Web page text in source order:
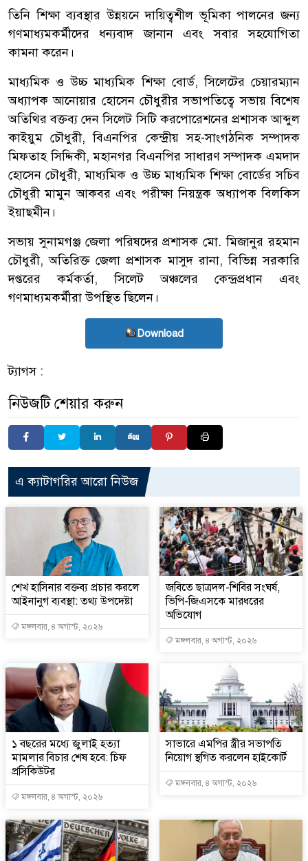
তিনি শিক্ষা ব্যবস্থার উন্নয়নে দায়িত্বশীল ভূমিকা পালনের জন্য
গণমাধ্যমকর্মীদের ধন্যবাদ জানান এবং সবার সহযোগিতা
কামনা করেন।
মাধ্যমিক ও উচ্চ মাধ্যমিক শিক্ষা বোর্ড, সিলেটের চেয়ারম্যান
অধ্যাপক আনোয়ার হোসেন চৌধুরীর সভাপতিত্বে সভায় বিশেষ
অতিথির বক্তব্য দেন সিলেট সিটি করপোরেশনের প্রশাসক আব্দুল
কাইয়ুম চৌধুরী, বিএনপির কেন্দ্রীয় সহ-সাংগঠনিক সম্পাদক
মিফতাহ সিদ্দিকী, মহানগর বিএনপির সাধারণ সম্পাদক এমদাদ
হোসেন চৌধুরী, মাধ্যমিক ও উচ্চ মাধ্যমিক শিক্ষা বোর্ডের সচিব
চৌধুরী মামুন আকবর এবং পরীক্ষা নিয়ন্ত্রক অধ্যাপক বিলকিস
ইয়াছমীন।
সভায় সুনামগঞ্জ জেলা পরিষদের প্রশাসক মো. মিজানুর রহমান
চৌধুরী, অতিরিক্ত জেলা প্রশাসক মাসুদ রানা, বিভিন্ন সরকারি
দপ্তরের কর্মকর্তা, সিলেট অঞ্চলের কেন্দ্রপ্রধান এবং
গণমাধ্যমকর্মীরা উপস্থিত ছিলেন।
Download
ট্যাগস :
নিউজটি শেয়ার করুন
এ ক্যাটাগরির আরো নিউজ
শেখ হাসিনার বক্তব্য প্রচার করলে
আইনানুগ ব্যবস্থা: তথ্য উপদেষ্টা
মঙ্গলবার, ৪ অগাস্ট, ২০২৬
জবিতে ছাত্রদল-শিবির সংঘর্ষ,
ভিপি-জিএসকে মারধরের
অভিযোগ
মঙ্গলবার, ৪ অগাস্ট, ২০২৬
১ বছরের মধ্যে জুলাই হত্যা
মামলার বিচার শেষ হবে: চিফ
প্রসিকিউটর
মঙ্গলবার, ৪ অগাস্ট, ২০২৬
সাভারে এমপির স্ত্রীর সভাপতি
নিয়োগ স্থগিত করলেন হাইকোর্ট
মঙ্গলবার, ৪ অগাস্ট, ২০২৬